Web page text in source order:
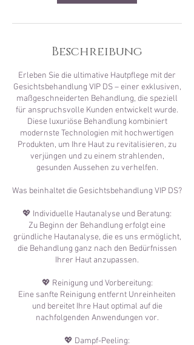
n
Beschreibung
Erleben Sie die ultimative Hautpflege mit der
Gesichtsbehandlung VIP DS – einer exklusiven,
maßgeschneiderten Behandlung, die speziell
für anspruchsvolle Kunden entwickelt wurde.
Diese luxuriöse Behandlung kombiniert
modernste Technologien mit hochwertigen
Produkten, um Ihre Haut zu revitalisieren, zu
verjüngen und zu einem strahlenden,
gesunden Aussehen zu verhelfen.
Was beinhaltet die Gesichtsbehandlung VIP DS?
💖 Individuelle Hautanalyse und Beratung:
Zu Beginn der Behandlung erfolgt eine
gründliche Hautanalyse, die es uns ermöglicht,
die Behandlung ganz nach den Bedürfnissen
Ihrer Haut anzupassen.
💖 Reinigung und Vorbereitung:
Eine sanfte Reinigung entfernt Unreinheiten
und bereitet Ihre Haut optimal auf die
nachfolgenden Anwendungen vor.
💖 Dampf-Peeling: